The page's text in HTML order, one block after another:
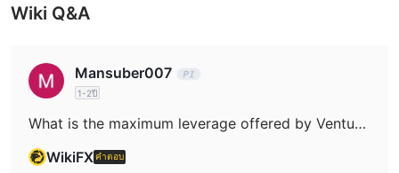
Wiki Q&A
Mansuber007
1-2ปี
What is the maximum leverage offered by VenturyFX?
WikiFXคำตอบ